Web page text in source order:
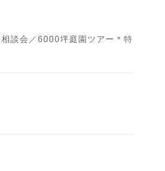
談会／6000坪庭園ツアー＊特